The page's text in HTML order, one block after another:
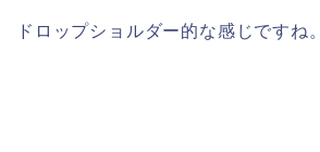
ドロップショルダー的な感じですね。